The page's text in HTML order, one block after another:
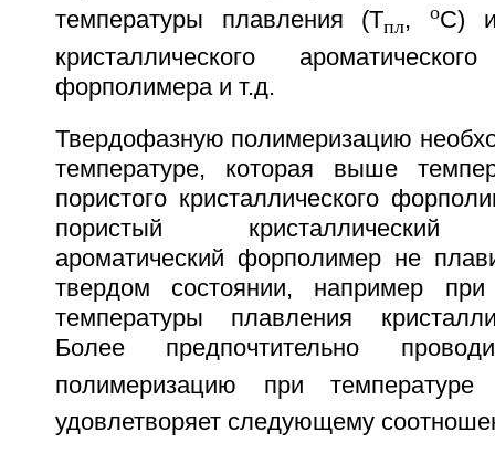
температуры плавления (Тпл,оС)
кристаллического
форполимера и т.д.
Твердофазную полимеризацию
температуре, которая выше
пористого кристаллического
пористый кристаллический
ароматический форполимер не
твердом состоянии, например
температуры плавления
Более предпочтительно
полимеризацию при
удовлетворяет следующему